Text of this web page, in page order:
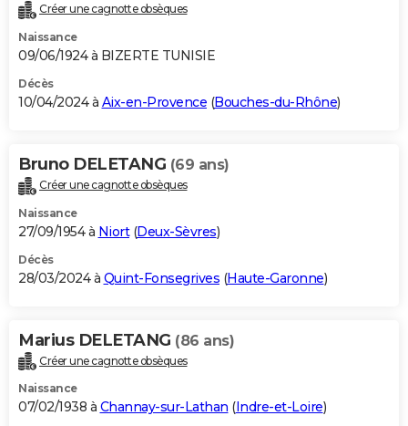
Créer une cagnotte obsèques
Naissance
09/06/1924 à BIZERTE TUNISIE
Décès
10/04/2024 à Aix-en-Provence (Bouches-du-Rhône)
Bruno DELETANG (69 ans)
Créer une cagnotte obsèques
Naissance
27/09/1954 à Niort(Deux-Sèvres)
Décès
28/03/2024 à Quint-Fonsegrives (Haute-Garonne)
Marius DELETANG (86 ans)
Créer une cagnotte obsèques
Naissance
07/02/1938 à Channay-sur-Lathan (Indre-et-Loire)